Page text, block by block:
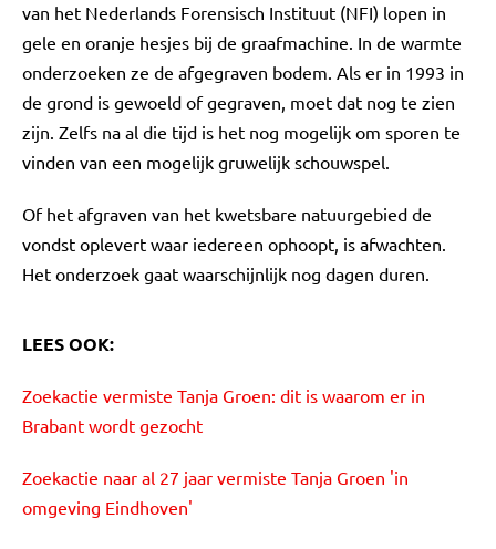
van het Nederlands Forensisch Instituut (NFI) lopen in
gele en oranje hesjes bij de graafmachine. In de warmte
onderzoeken ze de afgegraven bodem. Als er in 1993 in
de grond is gewoeld of gegraven, moet dat nog te zien
zijn. Zelfs na al die tijd is het nog mogelijk om sporen te
vinden van een mogelijk gruwelijk schouwspel.
Of het afgraven van het kwetsbare natuurgebied de
vondst oplevert waar iedereen ophoopt, is afwachten.
Het onderzoek gaat waarschijnlijk nog dagen duren.
LEES OOK:
Zoekactie vermiste Tanja Groen: dit is waarom er in
Brabant wordt gezocht
Zoekactie naar al 27 jaar vermiste Tanja Groen 'in
omgeving Eindhoven'